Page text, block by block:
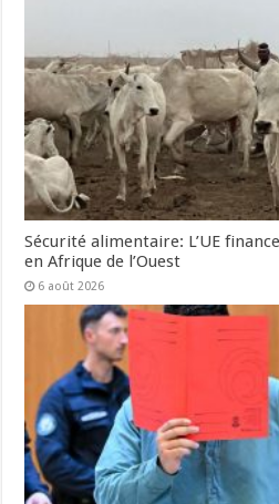
Sécurité alimentaire: L’UE
en Afrique de l’Ouest
6 août 2026